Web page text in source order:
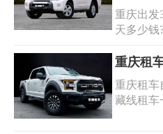
车等，租
以下是一
合的车型
因素的影
和服务质
况和天
重庆出发
天多少钱
少钱？从
（G318
也是较为
重庆租
重庆租车
藏线租车